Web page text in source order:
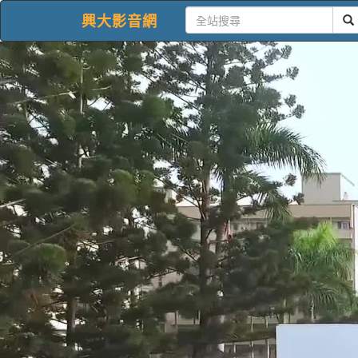
興大影音網